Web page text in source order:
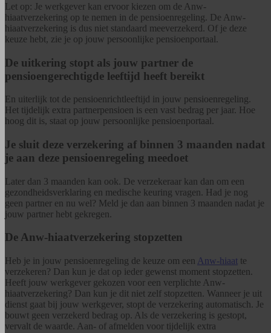
Let op: Je werkgever kan ervoor kiezen om de Anw-
hiaatverzekering op te nemen in de pensioenregeling. De Anw-
hiaatverzekering is dus niet standaard meeverzekerd. Of je deze
keuze hebt, zie je op jouw persoonlijke pensioenportaal.
De uitkering stopt als jouw partner de
pensioengerechtigde leeftijd heeft bereikt
En uiterlijk tot de pensioenrichtleeftijd in jouw pensioenregeling.
Het tijdelijk extra partnerpensioen is een vast bedrag per jaar. Hoe
hoog dit is, staat op jouw persoonlijke pensioenportaal.
Je sluit deze verzekering af binnen 3 maanden nadat
je aan deze pensioenregeling meedoet
Later dan 3 maanden kan ook. De verzekeraar kan dan om een
gezondheidsverklaring en medische keuring vragen. Had je nog
geen partner en nu wel? Meld je dan aan binnen 3 maanden nadat je
jouw partner hebt gekregen.
De Anw-hiaatverzekering stopzetten
Heb je in jouw pensioenregeling de keuze om een Anw-hiaat te
verzekeren? Dan kun je dat op ieder gewenst moment stopzetten.
Heeft jouw werkgever gekozen voor een verplichte Anw-
hiaatverzekering? Dan kun je dit niet zelf stopzetten. Wanneer je uit
dienst gaat bij jouw werkgever, stopt de verzekering automatisch. Je
bouwt geen verzekerd bedrag op. Als de verzekering is gestopt,
vervalt de waarde. Aan- of afmelden voor tijdelijk extra